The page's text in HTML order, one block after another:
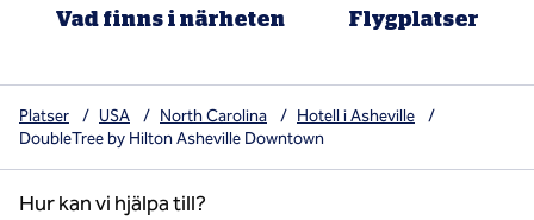
Vad finns i närheten Flygplatser
Platser / USA / North Carolina / Hotell i Asheville
/
DoubleTree by Hilton Asheville Downtown
Hur kan vi hjälpa till?